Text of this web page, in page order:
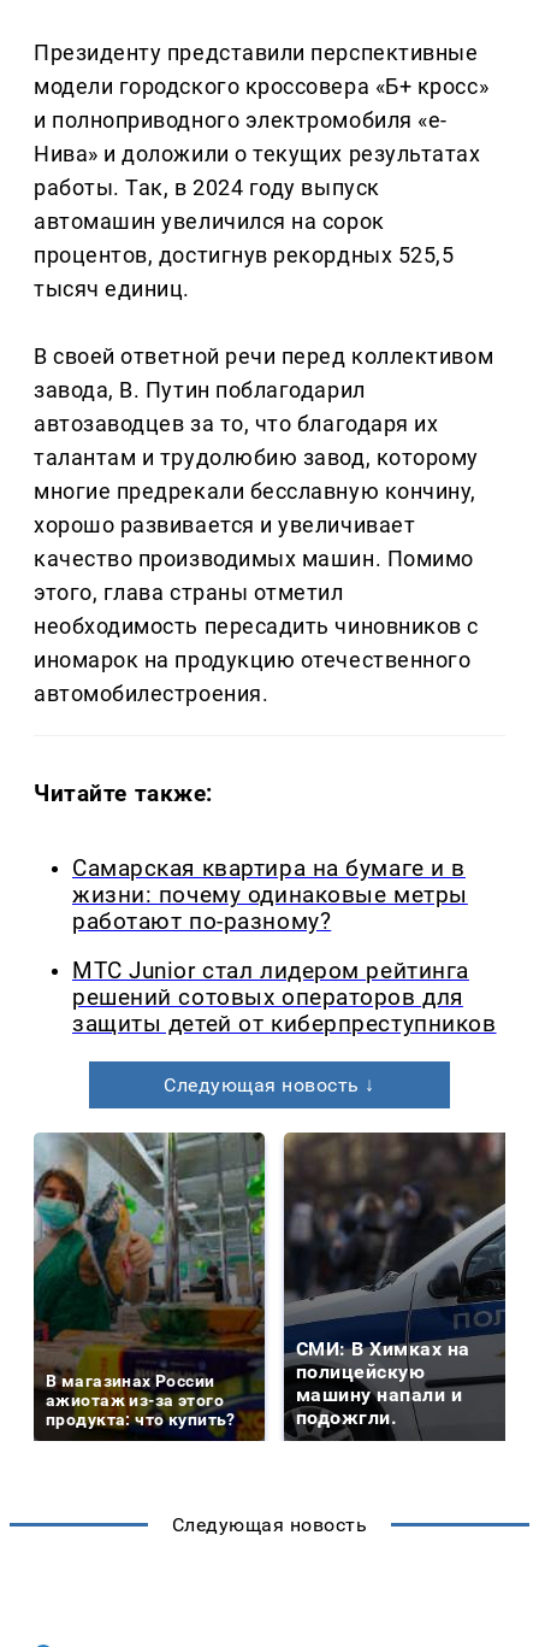
Президенту представили перспективные
модели городского кроссовера «Б+ кросс»
и полноприводного электромобиля «е-
Нива» и доложили о текущих результатах
работы. Так, в 2024 году выпуск
автомашин увеличился на сорок
процентов, достигнув рекордных 525,5
тысяч единиц.
В своей ответной речи перед коллективом
завода, В. Путин поблагодарил
автозаводцев за то, что благодаря их
талантам и трудолюбию завод, которому
многие предрекали бесславную кончину,
хорошо развивается и увеличивает
качество производимых машин. Помимо
этого, глава страны отметил
необходимость пересадить чиновников с
иномарок на продукцию отечественного
автомобилестроения.
Читайте также:
Самарская квартира на бумаге и в
жизни: почему одинаковые метры
работают по-разному?
МТС Junior стал лидером рейтинга
решений сотовых операторов для
защиты детей от киберпреступников
Следующая новость ↓
В магазинах России
ажиотаж из-за этого
продукта: что купить?
СМИ: В Химках на
полицейскую
машину напали и
подожгли.
Следующая новость